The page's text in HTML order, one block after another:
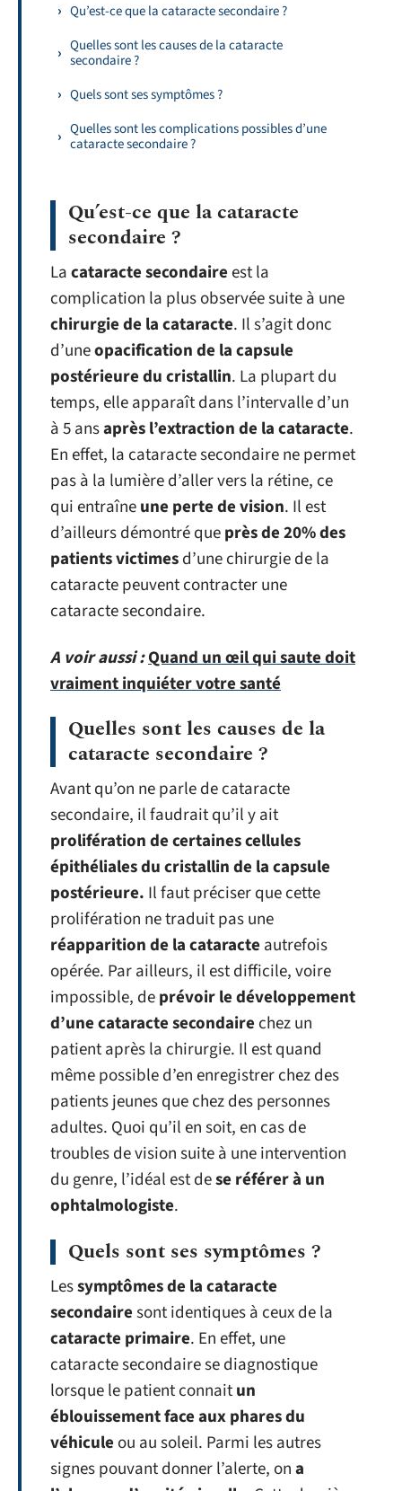
Qu’est-ce que la cataracte secondaire ?
Quelles sont les causes de la cataracte
secondaire ?
Quels sont ses symptômes ?
Quelles sont les complications possibles d’une
cataracte secondaire ?
Qu’est-ce que la cataracte
secondaire ?
Lacataracte secondaireest la
complication la plus observée suite à une
chirurgie de lacataracte. Il s’agit donc
d’uneopacification de la capsule
postérieure du cristallin. La plupart du
temps, elle apparaît dans l’intervalle d’un
à 5 ansaprès l’extraction de la cataracte.
En effet, la cataracte secondaire ne permet
pas à la lumière d’aller vers la rétine, ce
qui entraîneune perte de vision. Il est
d’ailleurs démontré queprès de 20% des
patients victimesd’une chirurgie de la
cataracte peuvent contracter une
cataracte secondaire.
A voir aussi :Quand un œil qui saute doit
vraiment inquiéter votre santé
Quelles sont les causes de la
cataracte secondaire ?
Avant qu’on ne parle de cataracte
secondaire, il faudrait qu’il y ait
prolifération de certaines cellules
épithéliales du cristallin de la capsule
postérieure. Il faut préciser que cette
prolifération ne traduit pas une
réapparition de la cataracte autrefois
opérée. Par ailleurs, il est difficile, voire
impossible, deprévoir le développement
d’une cataractesecondaire chez un
patient après la chirurgie. Il est quand
même possible d’en enregistrer chez des
patients jeunes que chez des personnes
adultes. Quoi qu’il en soit, en cas de
troubles de vision suite à une intervention
du genre, l’idéal est dese référer à un
ophtalmologiste.
Quels sont ses symptômes ?
Lessymptômes de la cataracte
secondairesont identiques à ceux de la
cataracte primaire. En effet, une
cataracte secondaire se diagnostique
lorsque le patient connaitun
éblouissement face aux phares du
véhicule ou au soleil. Parmi les autres
signes pouvant donner l’alerte, ona